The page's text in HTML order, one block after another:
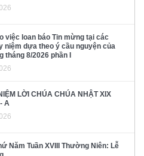
việc loan báo Tin mừng tại các
niệm dựa theo ý cầu nguyện của
8/2026 phần I
LỜI CHÚA CHÚA NHẬT XIX
A
Năm Tuần XVIII Thường Niên: Lễ